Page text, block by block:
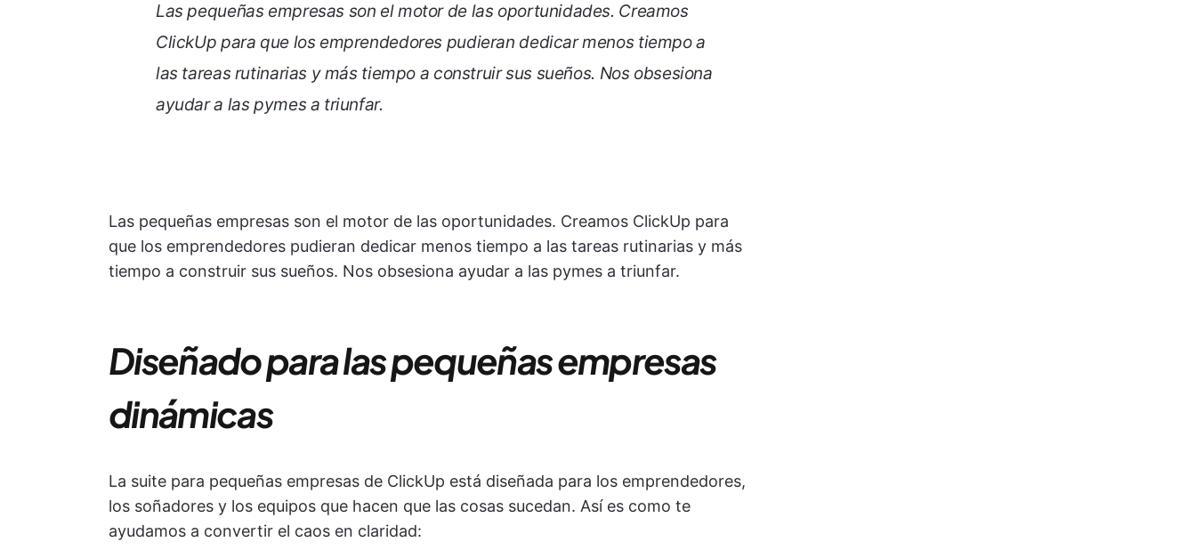
Las pequeñas empresas son el motor de las oportunidades. Creamos
ClickUp para que los emprendedores pudieran dedicar menos tiempo a
las tareas rutinarias y más tiempo a construir sus sueños. Nos obsesiona
ayudar a las pymes a triunfar.
Las pequeñas empresas son el motor de las oportunidades. Creamos ClickUp para
que los emprendedores pudieran dedicar menos tiempo a las tareas rutinarias y más
tiempo a construir sus sueños. Nos obsesiona ayudar a las pymes a triunfar.
Diseñado para las pequeñas empresas
dinámicas
La suite para pequeñas empresas de ClickUp está diseñada para los emprendedores,
los soñadores y los equipos que hacen que las cosas sucedan. Así es como te
ayudamos a convertir el caos en claridad: